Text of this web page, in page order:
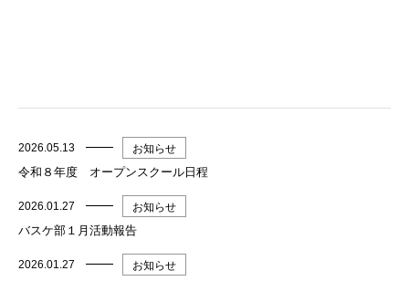
2026.05.13 お知らせ
令和８年度 オープンスクール日程
2026.01.27 お知らせ
バスケ部１月活動報告
2026.01.27 お知らせ